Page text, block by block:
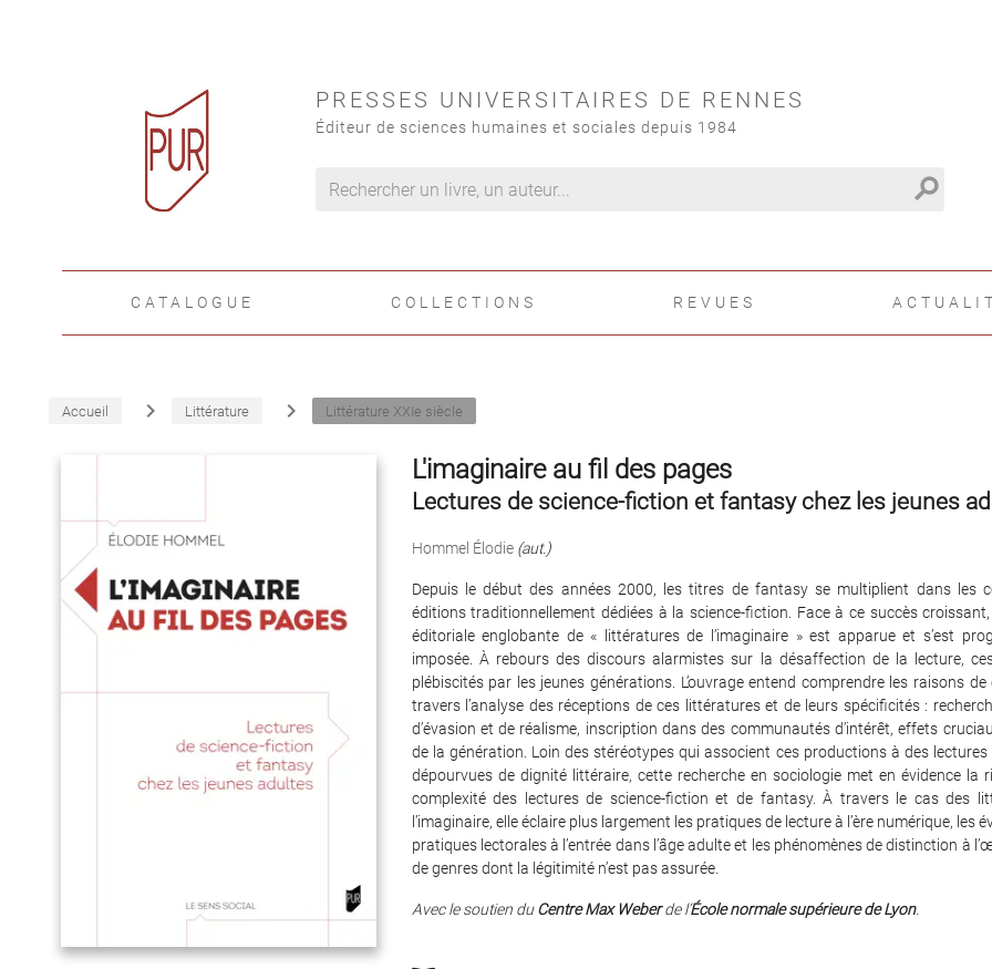
PRESSES UNIVERSITAIRES DE RENNES
Éditeur de sciences humaines et sociales depuis 1984
search
CATALOGUE COLLECTIONS REVUES
Accueil navigate_next Littérature navigate_next Littérature XXIe siècle
L'imaginaire au fil des pages
Lectures de science-fiction et fantasy chez les jeunes
Hommel Élodie (aut.)
Depuis le début des années 2000, les titres de fantasy se multiplient dans les
éditions traditionnellement dédiées à la science-fiction. Face à ce succès
éditoriale englobante de « littératures de l’imaginaire » est apparue et s’est
imposée. À rebours des discours alarmistes sur la désaffection de la lecture,
plébiscités par les jeunes générations. L’ouvrage entend comprendre les raisons de
travers l’analyse des réceptions de ces littératures et de leurs spécificités :
d’évasion et de réalisme, inscription dans des communautés d’intérêt, effets
de la génération. Loin des stéréotypes qui associent ces productions à des lectures
dépourvues de dignité littéraire, cette recherche en sociologie met en évidence la
complexité des lectures de science-fiction et de fantasy. À travers le cas des
l’imaginaire, elle éclaire plus largement les pratiques de lecture à l’ère numérique, les
pratiques lectorales à l’entrée dans l’âge adulte et les phénomènes de distinction à
de genres dont la légitimité n’est pas assurée.
Avec le soutien duCentre Max Weberde l’École normale supérieure de Lyon.